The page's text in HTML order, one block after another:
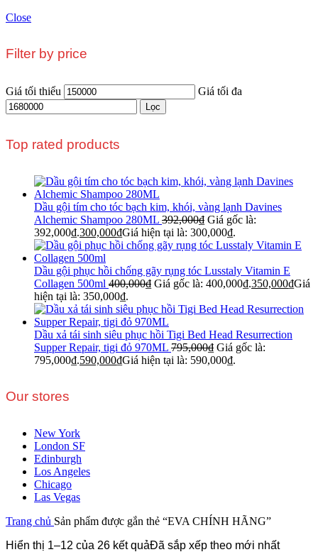
Close
Filter by price
Giá tối thiểu Giá tối đa
Lọc
Top rated products
Dầu gội tím cho tóc bạch kim, khói, vàng lạnh Davines
Alchemic Shampoo 280ML 392,000₫ Giá gốc là:
392,000₫.300,000₫Giá hiện tại là: 300,000₫.
Dầu gội phục hồi chống gãy rụng tóc Lusstaly Vitamin E
Collagen 500ml 400,000₫ Giá gốc là: 400,000₫.350,000₫Giá
hiện tại là: 350,000₫.
Dầu xả tái sinh siêu phục hồi Tigi Bed Head Resurrection
Supper Repair, tigi đỏ 970ML 795,000₫ Giá gốc là:
795,000₫.590,000₫Giá hiện tại là: 590,000₫.
Our stores
New York
London SF
Edinburgh
Los Angeles
Chicago
Las Vegas
Trang chủ Sản phẩm được gắn thẻ “EVA CHÍNH HÃNG”
Hiển thị 1–12 của 26 kết quảĐã sắp xếp theo mới nhất